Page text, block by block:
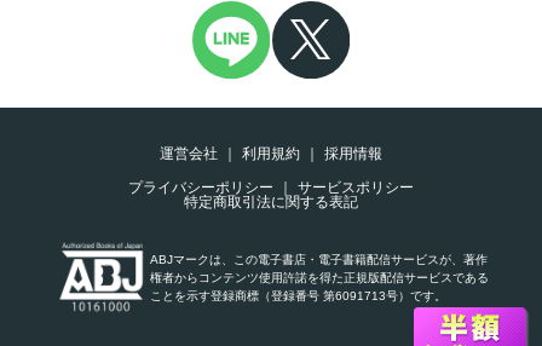
運営会社 利用規約
採用情報
プライバシーポリシー
サービスポリシー
特定商取引法に関する表記
ABJマークは、この電子書店・電子書籍配信サービスが、著作
権者からコンテンツ使用許諾を得た正規版配信サービスである
ことを示す登録商標（登録番号 第6091713号）です。